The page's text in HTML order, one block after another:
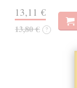
13,11 €
13,80 € ?